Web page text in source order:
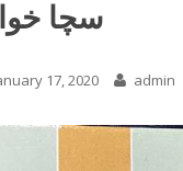
سچا
17, 2020 admin